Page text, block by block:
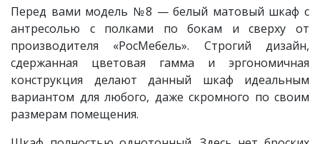
Перед вами модель №8 — белый матовый шкаф с
антресолью с полками по бокам и сверху от
производителя «РосМебель». Строгий дизайн,
сдержанная цветовая гамма и эргономичная
конструкция делают данный шкаф идеальным
вариантом для любого, даже скромного по своим
размерам помещения.